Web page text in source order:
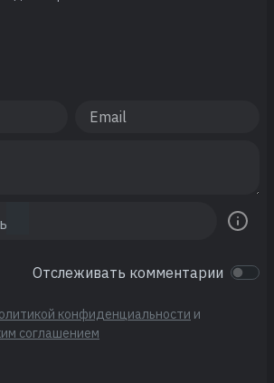
Отслеживать комментарии
конфиденциальности и
соглашением